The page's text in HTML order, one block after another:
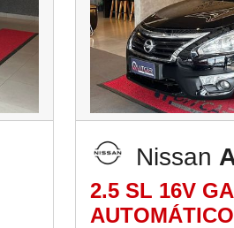
Nissan
2.5 SL 16V
AUTOMÁTICO